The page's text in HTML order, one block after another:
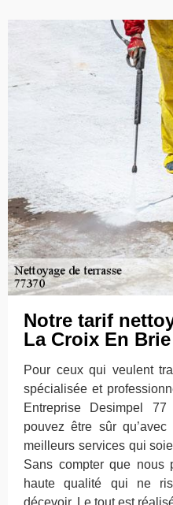
Notre tarif
La Croix En Brie
Pour ceux qui veulent
spécialisée et
Entreprise Desimpel
pouvez être sûr
meilleurs services qui
Sans compter que nous
haute qualité qui ne
décevoir. Le tout est